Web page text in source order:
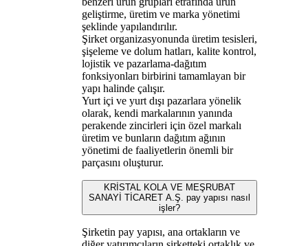
geliştirme, üretim ve marka yönetimi
şeklinde yapılandırılır.
Şirket organizasyonunda üretim tesisleri,
şişeleme ve dolum hatları, kalite kontrol,
lojistik ve pazarlama-dağıtım
fonksiyonları birbirini tamamlayan bir
yapı halinde çalışır.
Yurt içi ve yurt dışı pazarlara yönelik
olarak, kendi markalarının yanında
perakende zincirleri için özel markalı
üretim ve bunların dağıtım ağının
yönetimi de faaliyetlerin önemli bir
parçasını oluşturur.
KRİSTAL KOLA VE MEŞRUBAT
SANAYİ TİCARET A.Ş. pay yapısı nasıl
işler?
Şirketin pay yapısı, ana ortakların ve